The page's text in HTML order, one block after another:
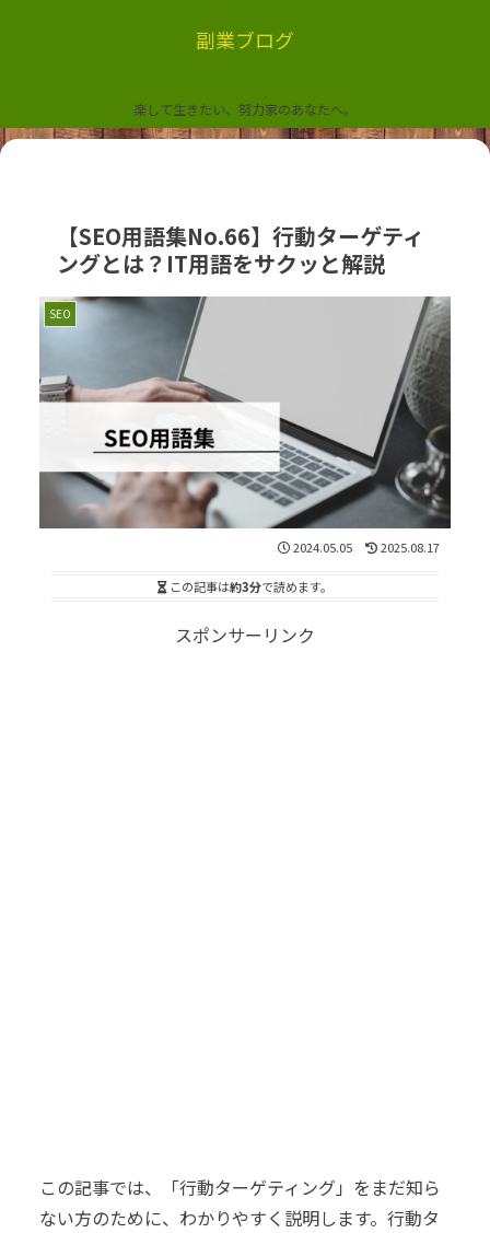
副業ブログ
楽して生きたい、努力家のあなたへ。
【SEO用語集No.66】行動ターゲティ
ングとは？IT用語をサクッと解説
SEO
2024.05.05 2025.08.17
この記事は約3分で読めます。
スポンサーリンク
この記事では、「行動ターゲティング」をまだ知ら
ない方のために、わかりやすく説明します。行動タ